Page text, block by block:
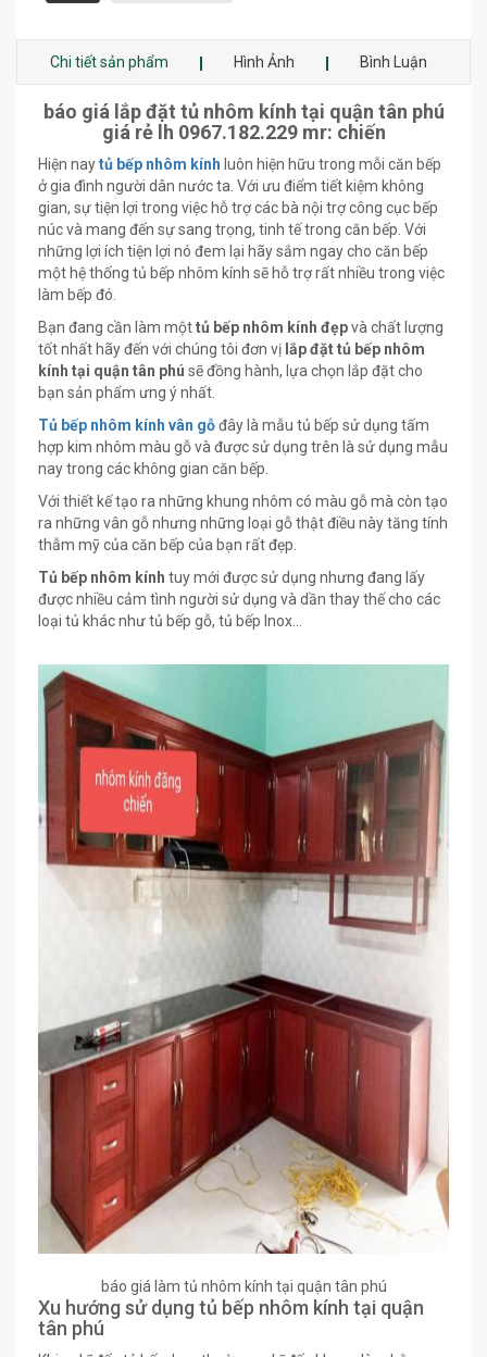
Chi tiết sản phẩm Hình Ảnh Bình Luận
báo giá lắp đặt tủ nhôm kính tại quận tân phú
giá rẻ lh 0967.182.229 mr: chiến
Hiện naytủ bếp nhôm kính luôn hiện hữu trong mỗi căn bếp
ở gia đình người dân nước ta. Với ưu điểm tiết kiệm không
gian, sự tiện lợi trong việc hỗ trợ các bà nội trợ công cục bếp
núc và mang đến sự sang trọng, tinh tế trong căn bếp. Với
những lợi ích tiện lợi nó đem lại hãy sắm ngay cho căn bếp
một hệ thống tủ bếp nhôm kính sẽ hỗ trợ rất nhiều trong việc
làm bếp đó.
Bạn đang cần làm mộttủ bếp nhôm kính đẹpvà chất lượng
tốt nhất hãy đến với chúng tôi đơn vị lắp đặt tủ bếp nhôm
kính tại quận tân phú sẽ đồng hành, lựa chọn lắp đặt cho
bạn sản phẩm ưng ý nhất.
Tủ bếp nhôm kính vân gỗđây là mẫu tủ bếp sử dụng tấm
hợp kim nhôm màu gỗ và được sử dụng trên là sử dụng mẫu
nay trong các không gian căn bếp.
Với thiết kế tạo ra những khung nhôm có màu gỗ mà còn tạo
ra những vân gỗ nhưng những loại gỗ thật điều này tăng tính
thẫm mỹ của căn bếp của bạn rất đẹp.
Tủ bếp nhôm kính tuy mới được sử dụng nhưng đang lấy
được nhiều cảm tình người sử dụng và dần thay thế cho các
loại tủ khác như tủ bếp gỗ, tủ bếp Inox…
báo giá làm tủ nhôm kính tại quận tân phú
Xu hướng sử dụng tủ bếp nhôm kính tại quận
tân phú